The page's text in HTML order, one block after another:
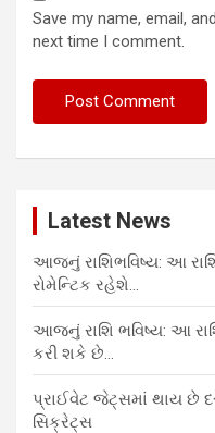
Save my name, email,
next time I comment.
Latest News
આજનું રાશિભવિષ્ય: આ
રોમેન્ટિક રહેશે…
આજનું રાશિ ભવિષ્ય: આ
કરી શકે છે…
પ્રાઈવેટ જેટ્સમાં થાય છે
સિક્રેટ્સ